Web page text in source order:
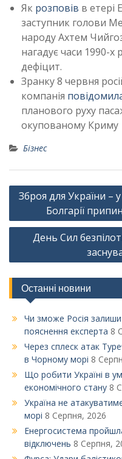
Як розповів в етері
заступник голови
народу Ахтем
нагадує часи 1990-х
дефіцит.
Зранку 8 червня
компанія
планового руху
окупованому Криму
Бізнес
Навігація
записів
Зброя для України –
Болгарії
День Сил
Останні новини
Чи зможе Росія
пояснення експерта 8
Через сплеск атак
в Чорному морі 8
Що робити Україні в
економічного стану 8
Україна не
морі 8 Серпня, 2026
Енергосистема
відключень 8 Серпня,